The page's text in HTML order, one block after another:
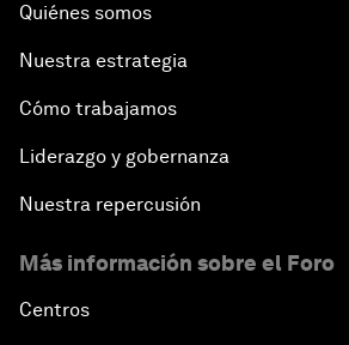
Quiénes somos
Nuestra estrategia
Cómo trabajamos
Liderazgo y gobernanza
Nuestra repercusión
Más información sobre el Foro
Centros